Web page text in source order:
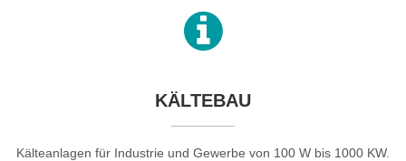
KÄLTEBAU
Kälteanlagen für Industrie und Gewerbe von 100 W bis 1000 KW.